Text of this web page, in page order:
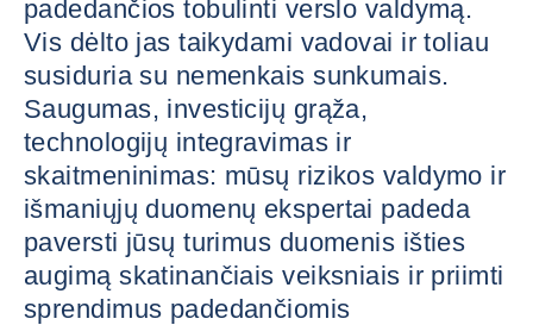
padedančios tobulinti verslo valdymą.
Vis dėlto jas taikydami vadovai ir toliau
susiduria su nemenkais sunkumais.
Saugumas, investicijų grąža,
technologijų integravimas ir
skaitmeninimas: mūsų rizikos valdymo ir
išmaniųjų duomenų ekspertai padeda
paversti jūsų turimus duomenis išties
augimą skatinančiais veiksniais ir priimti
sprendimus padedančiomis